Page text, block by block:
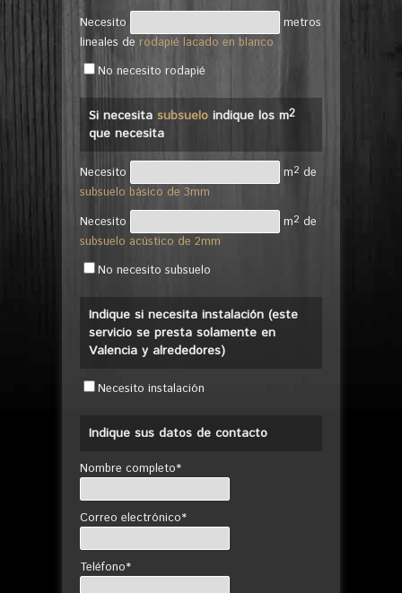
Necesito
metros
lineales de rodapié lacado en blanco
No necesito rodapié
Si necesita subsuelo indique los m2
que necesita
Necesito m2 de
subsuelo básico de 3mm
Necesito
m2 de
subsuelo acústico de 2mm
No necesito subsuelo
Indique si necesita instalación (este
servicio se presta solamente en
Valencia y alrededores)
Necesito instalación
Indique sus datos de contacto
Nombre completo*
Correo electrónico*
Teléfono*